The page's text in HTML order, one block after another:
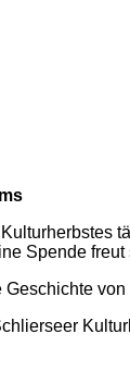
Spende